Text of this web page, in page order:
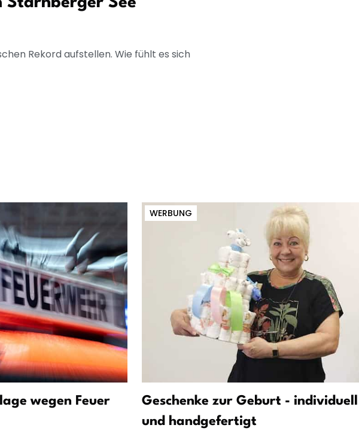
Rekord aufstellen. Wie fühlt es sich
wegen Feuer
WERBUNG
Geschenke zur Geburt - individuell
und handgefertigt